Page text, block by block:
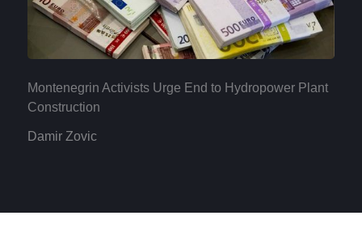
Montenegrin Activists Urge End to Hydropower Plant
Construction
Damir Zovic